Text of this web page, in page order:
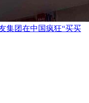
集团在中国疯狂“买买